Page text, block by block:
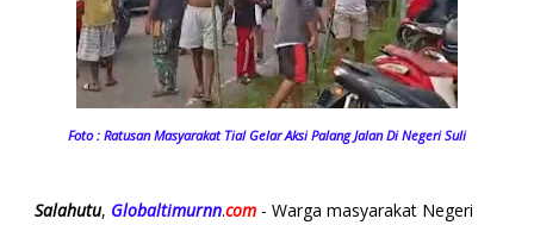
Foto : Ratusan Masyarakat Tial Gelar Aksi Palang Jalan Di Negeri Suli
Salahutu, Globaltimurnn.com- Warga masyarakat Negeri